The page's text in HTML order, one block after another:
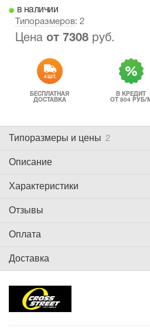
в наличии
Типоразмеров: 2
Цена от 7308 руб.
4 ШТ.
БЕСПЛАТНАЯ
ДОСТАВКА
В КРЕДИТ
ОТ 804 РУБ/
Типоразмеры и цены 2
Описание
Характеристики
Отзывы
Оплата
Доставка